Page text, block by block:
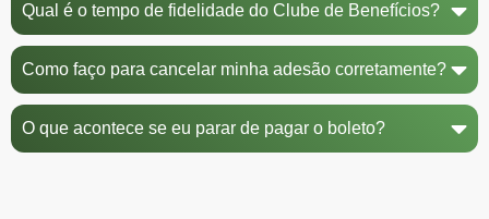
Qual é o tempo de fidelidade do Clube de Benefícios?
Como faço para cancelar minha adesão corretamente?
O que acontece se eu parar de pagar o boleto?